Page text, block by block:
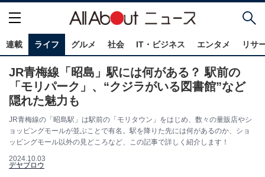
連載 ライフ グルメ 社会 IT・ビジネス エンタメ リサ
JR青梅線「昭島」駅には何がある？ 駅前の
「モリパーク」、“クジラがいる図書館”など
隠れた魅力も
JR青梅線の「昭島駅」は駅前の「モリタウン」をはじめ、数々の量販店やシ
ョッピングモールが並ぶことで有名。駅を降りた先には何があるのか、ショ
ッピングモール以外の見どころなど、この記事で詳しく紹介します！
2024.10.03
デヤブロウ